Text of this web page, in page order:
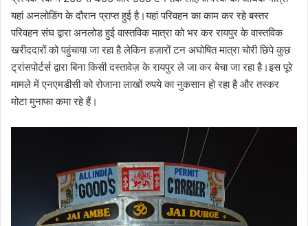
यहां अनलोडिंग के दौरान प्राप्त हुई है।यहां परिवहन का काम कर रहे बस्तर
परिवहन संघ द्वारा अनलोड हुई वास्तविक मात्रा को भर कर रायपुर के वास्तविक
खरीददारों को पहुंचाया जा रहा है लेकिन हज़ारों टन अघोषित मात्रा चोरी छिपे कुछ
ट्रांसपोर्टर्स द्वारा बिना किसी दस्तावेज़ के रायपुर ले जा कर बेचा जा रहा है।इस पूरे
मामले में एनएमडीसी को रोजाना लाखों रुपये का नुकसान हो रहा है और तस्कर
मोटा मुनाफा कमा रहे हैं।